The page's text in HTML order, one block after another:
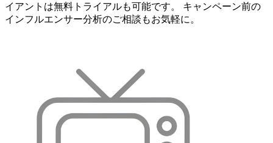
イアントは無料トライアルも可能です。 キャンペーン前の
インフルエンサー分析のご相談もお気軽に。